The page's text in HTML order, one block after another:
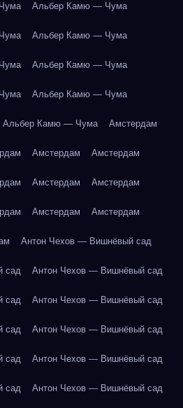
Альбер Камю — Чума
Альбер Камю — Чума
Альбер Камю — Чума
Альбер Камю — Чума
Альбер Камю — Чума Амстердам
Амстердам Амстердам
Амстердам Амстердам
Амстердам Амстердам
Антон Чехов — Вишнёвый сад
сад Антон Чехов — Вишнёвый сад
сад Антон Чехов — Вишнёвый сад
сад Антон Чехов — Вишнёвый сад
сад Антон Чехов — Вишнёвый сад
сад Антон Чехов — Вишнёвый сад